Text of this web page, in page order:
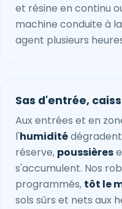
et résine en continu
machine conduite à
agent plusieurs
Sas d'entrée,
Aux entrées et en
l'humiditédégradent
réserve, poussières
s'accumulent. Nos
programmés, tôt le
sols sûrs et nets aux